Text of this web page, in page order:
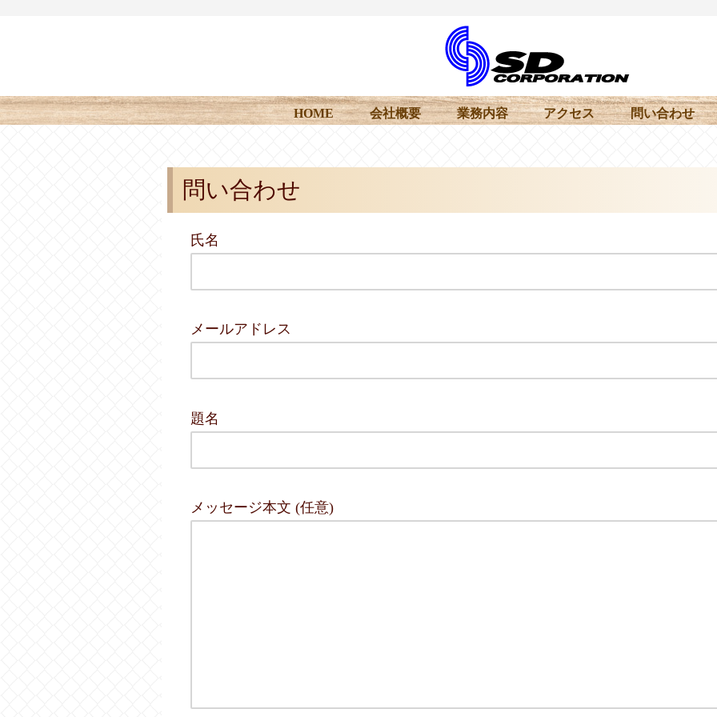
HOME 会社概要 業務内容 アクセス 問い合わせ
問い合わせ
氏名
メールアドレス
題名
メッセージ本文 (任意)